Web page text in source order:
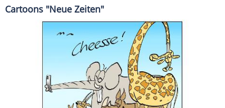
Cartoons "Neue Zeiten"